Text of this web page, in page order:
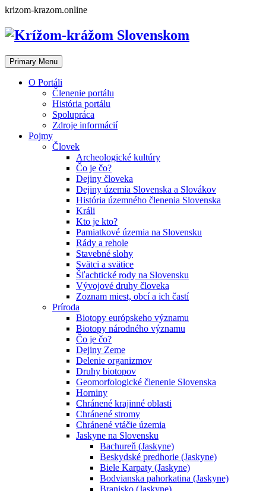
Skip
content
krizom-krazom.online
Primary Menu
O Portáli
Členenie portálu
História portálu
Spolupráca
Zdroje informácií
Pojmy
Človek
Archeologické kultúry
Čo je čo?
Dejiny človeka
Dejiny územia Slovenska a Slovákov
História územného členenia Slovenska
Králi
Kto je kto?
Pamiatkové územia na Slovensku
Rády a rehole
Stavebné slohy
Svätci a svätice
Šľachtické rody na Slovensku
Vývojové druhy človeka
Zoznam miest, obcí a ich častí
Príroda
Biotopy európskeho významu
Biotopy národného významu
Čo je čo?
Dejiny Zeme
Delenie organizmov
Druhy biotopov
Geomorfologické členenie Slovenska
Horniny
Chránené krajinné oblasti
Chránené stromy
Chránené vtáčie územia
Jaskyne na Slovensku
Bachureň (Jaskyne)
Beskydské predhorie (Jaskyne)
Biele Karpaty (Jaskyne)
Bodvianska pahorkatina (Jaskyne)
Branisko (Jaskyne)